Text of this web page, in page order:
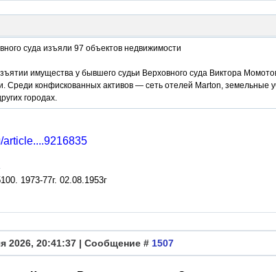
суда изъяли 97 объектов недвижимости
имущества у бывшего судьи Верховного суда Виктора
Среди конфискованных активов — сеть отелей Marton, земельные
городах.
article....9216835
1973-77г. 02.08.1953г
2026, 20:41:37 | Сообщение # 1507